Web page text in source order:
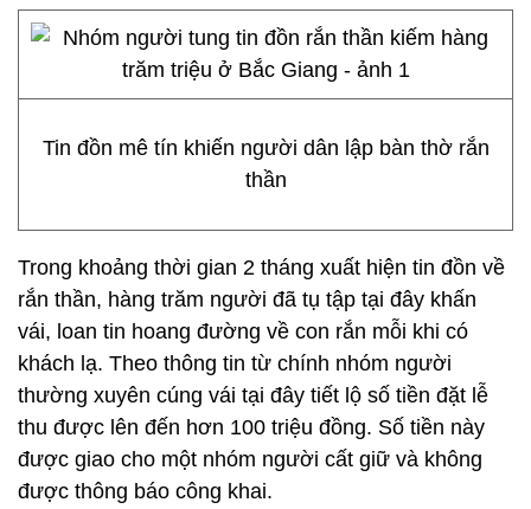
Tin đồn mê tín khiến người dân lập bàn thờ rắn
thần
Trong khoảng thời gian 2 tháng xuất hiện tin đồn về
rắn thần, hàng trăm người đã tụ tập tại đây khấn
vái, loan tin hoang đường về con rắn mỗi khi có
khách lạ. Theo thông tin từ chính nhóm người
thường xuyên cúng vái tại đây tiết lộ số tiền đặt lễ
thu được lên đến hơn 100 triệu đồng. Số tiền này
được giao cho một nhóm người cất giữ và không
được thông báo công khai.